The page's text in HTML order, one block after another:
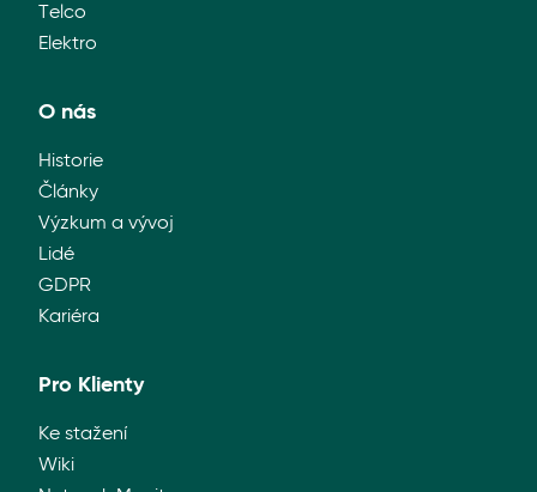
Telco
Elektro
O nás
Historie
Články
Výzkum a vývoj
Lidé
GDPR
Kariéra
Pro Klienty
Ke stažení
Wiki